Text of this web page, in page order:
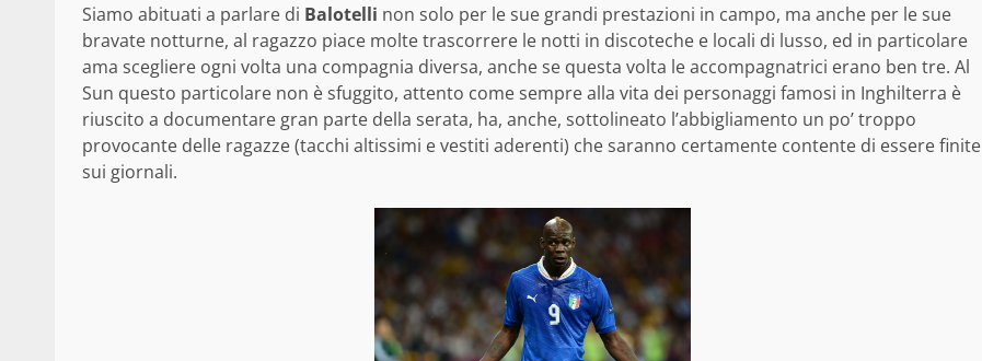
Siamo abituati a parlare di Balotelli non solo per le sue grandi prestazioni in campo, ma anche per le sue
bravate notturne, al ragazzo piace molte trascorrere le notti in discoteche e locali di lusso, ed in particolare
ama scegliere ogni volta una compagnia diversa, anche se questa volta le accompagnatrici erano ben tre. Al
Sun questo particolare non è sfuggito, attento come sempre alla vita dei personaggi famosi in Inghilterra è
riuscito a documentare gran parte della serata, ha, anche, sottolineato l’abbigliamento un po’ troppo
provocante delle ragazze (tacchi altissimi e vestiti aderenti) che saranno certamente contente di essere finite
sui giornali.